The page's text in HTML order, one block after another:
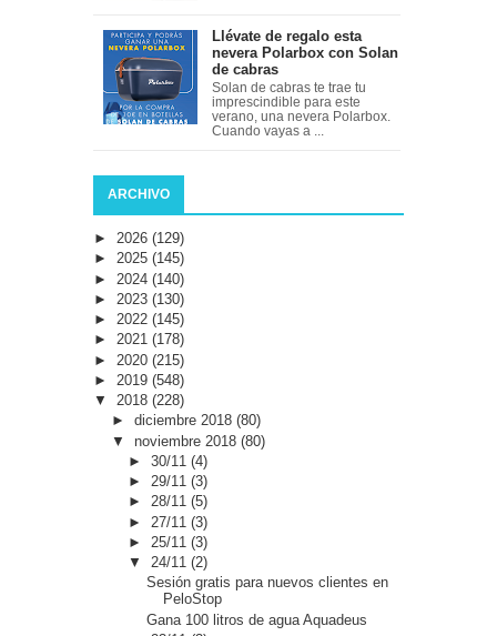
Llévate de regalo esta
nevera Polarbox con Solan
de cabras
Solan de cabras te trae tu
imprescindible para este
verano, una nevera Polarbox.
Cuando vayas a ...
ARCHIVO
► 2026 (129)
► 2025 (145)
► 2024 (140)
► 2023 (130)
► 2022 (145)
► 2021 (178)
► 2020 (215)
► 2019 (548)
▼ 2018 (228)
► diciembre 2018 (80)
▼ noviembre 2018 (80)
►30/11(4)
►29/11(3)
►28/11(5)
► 27/11(3)
► 25/11(3)
▼24/11(2)
Sesión gratis para nuevos clientes en
PeloStop
Gana 100 litros de agua Aquadeus